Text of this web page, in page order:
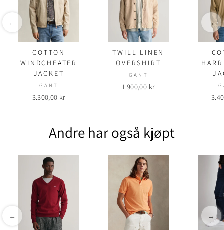
COTTON
WINDCHEATER
JACKET
GANT
3.300,00 kr
TWILL LINEN
OVERSHIRT
GANT
1.900,00 kr
← →
Andre har også kjøpt
← →